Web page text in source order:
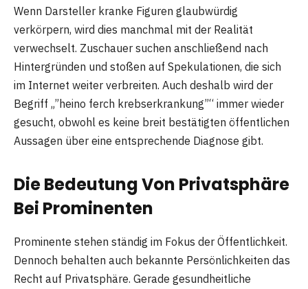
Wenn Darsteller kranke Figuren glaubwürdig
verkörpern, wird dies manchmal mit der Realität
verwechselt. Zuschauer suchen anschließend nach
Hintergründen und stoßen auf Spekulationen, die sich
im Internet weiter verbreiten. Auch deshalb wird der
Begriff „”heino ferch krebserkrankung”“ immer wieder
gesucht, obwohl es keine breit bestätigten öffentlichen
Aussagen über eine entsprechende Diagnose gibt.
Die Bedeutung Von Privatsphäre
Bei Prominenten
Prominente stehen ständig im Fokus der Öffentlichkeit.
Dennoch behalten auch bekannte Persönlichkeiten das
Recht auf Privatsphäre. Gerade gesundheitliche